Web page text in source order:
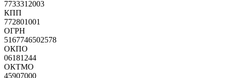
7733312003
КПП
772801001
ОГРН
5167746502578
ОКПО
06181244
ОКТМО
45907000